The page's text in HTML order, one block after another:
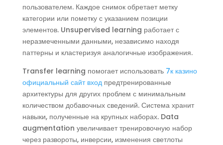
пользователем. Каждое снимок обретает метку
категории или пометку с указанием позиции
элементов. Unsupervised learning работает с
неразмеченными данными, независимо находя
паттерны и кластеризуя аналогичные изображения.
Transfer learning помогает использовать 7к казино
официальный сайт входпредтренированные
архитектуры для других проблем с минимальным
количеством добавочных сведений. Система хранит
навыки, полученные на крупных наборах. Data
augmentation увеличивает тренировочную набор
через развороты, инверсии, изменения светлоты